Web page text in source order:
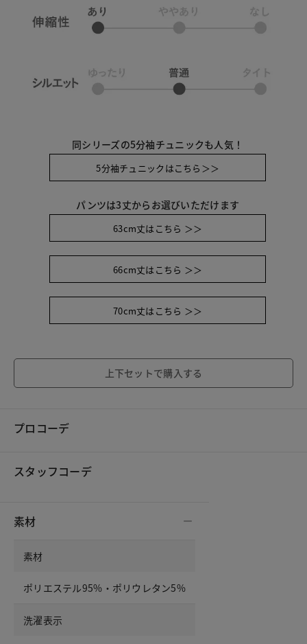
同シリーズの5分袖チュニックも人気！
5分袖チュニックはこちら＞＞
パンツは3丈からお選びいただけます
63cm丈はこちら ＞＞
66cm丈はこちら ＞＞
70cm丈はこちら ＞＞
上下セットで購入する
プロコーデ
スタッフコーデ
素材
素材
ポリエステル95%・ポリウレタン5%
洗濯表示